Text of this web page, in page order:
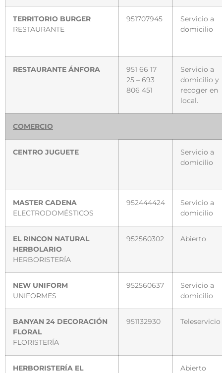
TERRITORIO BURGER
RESTAURANTE
951707945
Servicio a
domicilio
RESTAURANTE ÁNFORA
951 66 17
25 – 693
806 451
Servicio a
domicilio y
recoger en
local.
COMERCIO
CENTRO JUGUETE
Servicio a
domicilio
MASTER CADENA
ELECTRODOMÉSTICOS
952444424
Servicio a
domicilio
EL RINCON NATURAL
HERBOLARIO
HERBORISTERÍA
952560302 Abierto
NEW UNIFORM
UNIFORMES
952560637
Servicio a
domicilio
BANYAN 24 DECORACIÓN
FLORAL
FLORISTERÍA
951132930 Teleservicio
HERBORISTERÍA EL
Abierto